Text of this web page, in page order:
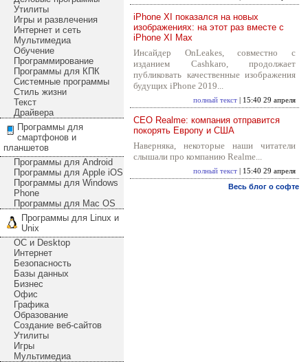
Утилиты
Игры и развлечения
Интернет и сеть
Мультимедиа
Обучение
Программирование
Программы для КПК
Системные программы
Стиль жизни
Текст
Драйвера
Программы для
смартфонов и
планшетов
Программы для Android
Программы для Apple iOS
Программы для Windows
Phone
Программы для Mac OS
Программы для Linux и
Unix
ОС и Desktop
Интернет
Безопасность
Базы данных
Бизнес
Офис
Графика
Образование
Создание веб-сайтов
Утилиты
Игры
Мультимедиа
iPhone XI показался на новых
изображениях: на этот раз вместе с
iPhone XI Max
Инсайдер OnLeakes, совместно с
изданием Cashkaro, продолжает
публиковать качественные изображения
будущих iPhone 2019...
полный текст | 15:40 29 апреля
CEO Realme: компания отправится
покорять Европу и США
Наверняка, некоторые наши читатели
слышали про компанию Realme...
полный текст | 15:40 29 апреля
Весь блог о софте